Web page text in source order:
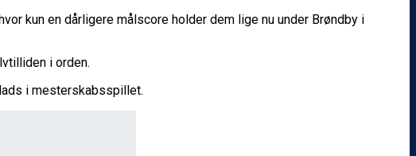
kun en dårligere målscore holder dem lige nu under Brøndby i
i orden.
i mesterskabsspillet.